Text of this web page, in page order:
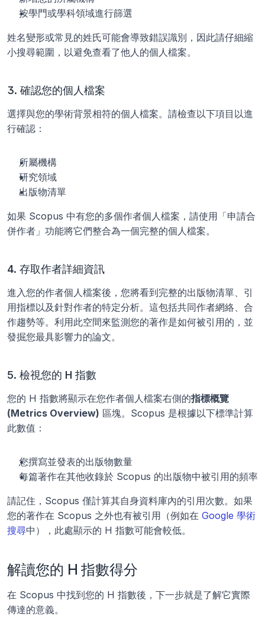
按學門或學科領域進行篩選
姓名變形或常見的姓氏可能會導致錯誤識別，因此請仔細縮
小搜尋範圍，以避免查看了他人的個人檔案。
3. 確認您的個人檔案
選擇與您的學術背景相符的個人檔案。請檢查以下項目以進
行確認：
所屬機構
研究領域
出版物清單
如果 Scopus 中有您的多個作者個人檔案，請使用「申請合
併作者」功能將它們整合為一個完整的個人檔案。
4. 存取作者詳細資訊
進入您的作者個人檔案後，您將看到完整的出版物清單、引
用指標以及針對作者的特定分析。這包括共同作者網絡、合
作趨勢等。利用此空間來監測您的著作是如何被引用的，並
發掘您最具影響力的論文。
5. 檢視您的 H 指數
您的 H 指數將顯示在您作者個人檔案右側的指標概覽
(Metrics Overview) 區塊。Scopus 是根據以下標準計算
此數值：
您撰寫並發表的出版物數量
每篇著作在其他收錄於 Scopus 的出版物中被引用的頻率
請記住，Scopus 僅計算其自身資料庫內的引用次數。如果
您的著作在 Scopus 之外也有被引用（例如在 Google 學術
搜尋中），此處顯示的 H 指數可能會較低。
解讀您的 H 指數得分
在 Scopus 中找到您的 H 指數後，下一步就是了解它實際
傳達的意義。